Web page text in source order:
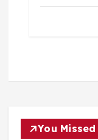
You Missed